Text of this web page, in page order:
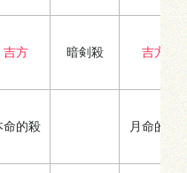
吉方 暗剣殺 吉方
命的殺 月命的殺